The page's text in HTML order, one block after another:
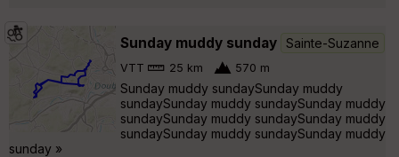
Sunday muddy sunday Sainte-Suzanne
VTT 25 km 570 m
Sunday muddy sundaySunday muddy
sundaySunday muddy sundaySunday muddy
sundaySunday muddy sundaySunday muddy
sundaySunday muddy sundaySunday muddy
sunday »